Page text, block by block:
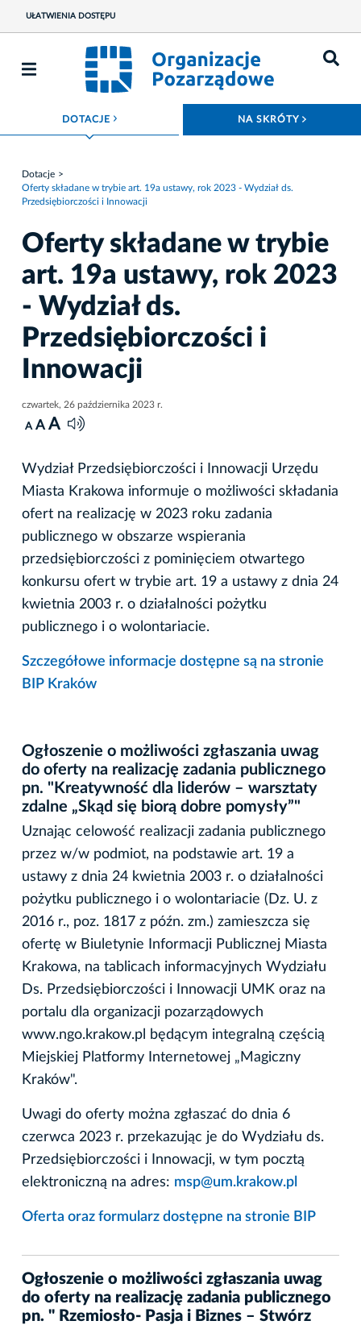
UŁATWIENIA DOSTĘPU
DOTACJE ROZWIŃ MENU NA SKRÓTY
Dotacje
Oferty składane w trybie art. 19a ustawy, rok 2023 - Wydział ds.
Przedsiębiorczości i Innowacji
Oferty składane w trybie
art. 19a ustawy, rok 2023
- Wydział ds.
Przedsiębiorczości i
Innowacji
czwartek, 26 października 2023 r.
A A A
Wydział Przedsiębiorczości i Innowacji Urzędu
Miasta Krakowa informuje o możliwości składania
ofert na realizację w 2023 roku zadania
publicznego w obszarze wspierania
przedsiębiorczości z pominięciem otwartego
konkursu ofert w trybie art. 19 a ustawy z dnia 24
kwietnia 2003 r. o działalności pożytku
publicznego i o wolontariacie.
Szczegółowe informacje dostępne są na stronie
BIP Kraków
Ogłoszenie o możliwości zgłaszania uwag
do oferty na realizację zadania publicznego
pn. "Kreatywność dla liderów – warsztaty
zdalne „Skąd się biorą dobre pomysły”"
Uznając celowość realizacji zadania publicznego
przez w/w podmiot, na podstawie art. 19 a
ustawy z dnia 24 kwietnia 2003 r. o działalności
pożytku publicznego i o wolontariacie (Dz. U. z
2016 r., poz. 1817 z późn. zm.) zamieszcza się
ofertę w Biuletynie Informacji Publicznej Miasta
Krakowa, na tablicach informacyjnych Wydziału
Ds. Przedsiębiorczości i Innowacji UMK oraz na
portalu dla organizacji pozarządowych
www.ngo.krakow.pl będącym integralną częścią
Miejskiej Platformy Internetowej „Magiczny
Kraków".
Uwagi do oferty można zgłaszać do dnia 6
czerwca 2023 r. przekazując je do Wydziału ds.
Przedsiębiorczości i Innowacji, w tym pocztą
elektroniczną na adres: msp@um.krakow.pl
Oferta oraz formularz dostępne na stronie BIP
Ogłoszenie o możliwości zgłaszania uwag
do oferty na realizację zadania publicznego
pn. " Rzemiosło- Pasja i Biznes – Stwórz